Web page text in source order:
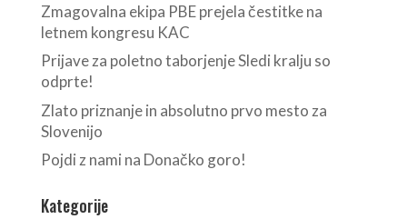
Zmagovalna ekipa PBE prejela čestitke na
letnem kongresu KAC
Prijave za poletno taborjenje Sledi kralju so
odprte!
Zlato priznanje in absolutno prvo mesto za
Slovenijo
Pojdi z nami na Donačko goro!
Kategorije